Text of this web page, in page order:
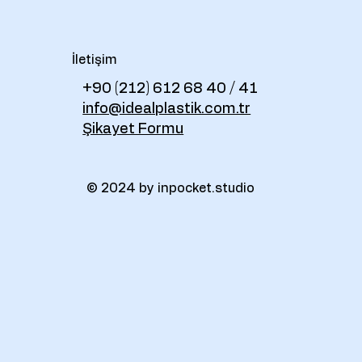
İletişim
+90 (212) 612 68 40 / 41
info@idealplastik.com.tr
Şikayet Formu
© 2024 by inpocket.studio